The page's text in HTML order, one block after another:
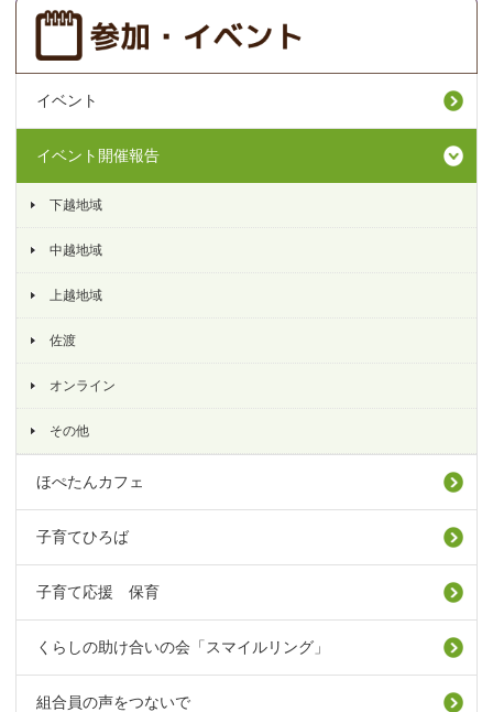
イベント
イベント開催報告
下越地域
中越地域
上越地域
佐渡
オンライン
その他
ほぺたんカフェ
子育てひろば
子育て応援 保育
くらしの助け合いの会「スマイルリング」
組合員の声をつないで